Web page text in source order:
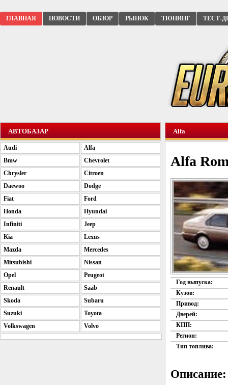
ГЛАВНАЯ НОВОСТИ ОБЗОР РЫНОК ТЮНИНГ ТЕСТ-
Alfa
Alfa
Год выпуска:
Кузов:
Привод:
Дверей:
КПП:
Регион:
Тип топлива:
Описание:
АВТОБАЗАР
Audi
Alfa
Bmw
Chevrolet
Chrysler
Citroen
Daewoo
Dodge
Fiat
Ford
Honda
Hyundai
Infiniti
Jeep
Kia
Lexus
Mazda
Mercedes
Mitsubishi
Nissan
Opel
Peugeot
Renault
Saab
Skoda
Subaru
Suzuki
Toyota
Volkswagen
Volvo